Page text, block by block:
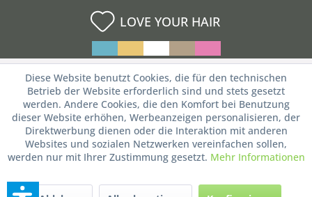
LOVE YOUR HAIR
Diese Website benutzt Cookies, die für den technischen
Betrieb der Website erforderlich sind und stets gesetzt
werden. Andere Cookies, die den Komfort bei Benutzung
dieser Website erhöhen, Werbeanzeigen personalisieren, der
Direktwerbung dienen oder die Interaktion mit anderen
Websites und sozialen Netzwerken vereinfachen sollen,
werden nur mit Ihrer Zustimmung gesetzt. Mehr Informationen